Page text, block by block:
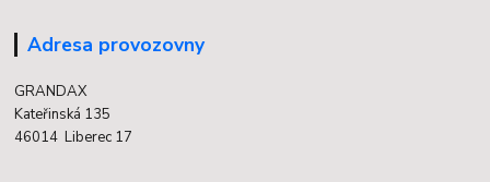
Adresa provozovny
GRANDAX
Kateřinská 135
46014 Liberec 17